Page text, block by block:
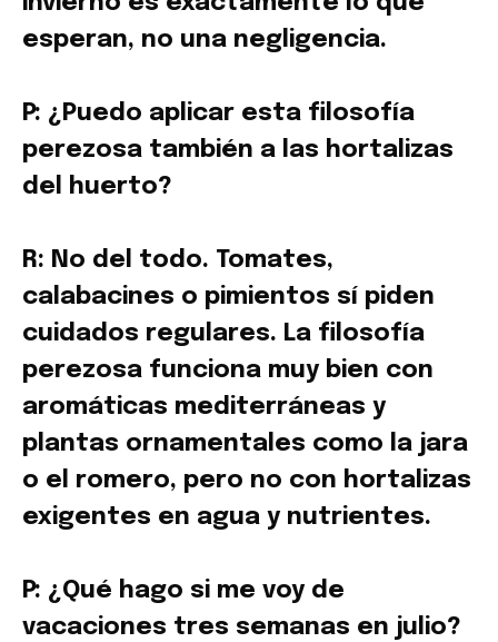
esperan, no una negligencia.
P: ¿Puedo aplicar esta filosofía
perezosa también a las hortalizas
del huerto?
R: No del todo. Tomates,
calabacines o pimientos sí piden
cuidados regulares. La filosofía
perezosa funciona muy bien con
aromáticas mediterráneas y
plantas ornamentales como la jara
o el romero, pero no con hortalizas
exigentes en agua y nutrientes.
P: ¿Qué hago si me voy de
vacaciones tres semanas en julio?